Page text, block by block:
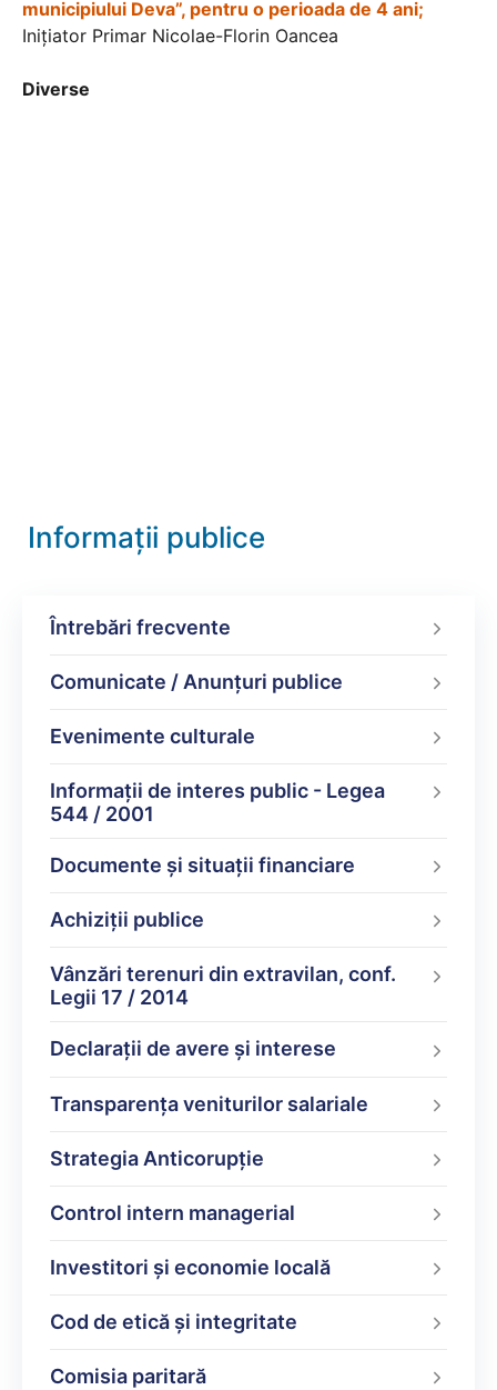
municipiului Deva”, pentru o perioada de 4 ani;
Iniţiator Primar Nicolae-Florin Oancea
Diverse
Informații publice
Întrebări frecvente
Comunicate / Anunțuri publice
Evenimente culturale
Informații de interes public - Legea
544 / 2001
Documente şi situaţii financiare
Achiziții publice
Vânzări terenuri din extravilan, conf.
Legii 17 / 2014
Declarații de avere şi interese
Transparența veniturilor salariale
Strategia Anticorupție
Control intern managerial
Investitori și economie locală
Cod de etică și integritate
Comisia paritară